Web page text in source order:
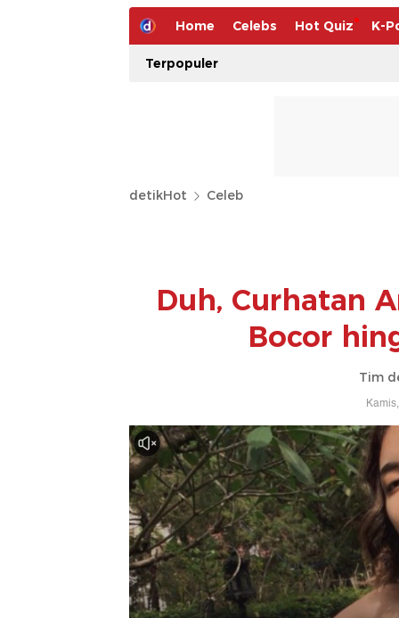
Home Celebs Hot Quiz K-
Terpopuler
detikHot Celeb
Duh, Curhatan
Bocor
Tim